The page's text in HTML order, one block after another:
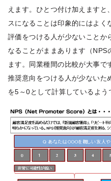
えます。ひとつ付け加えますと
スになることは印象的にはよ
評価をつける人が少ないことか
なることがままあります（
ます。同業種間の比較が大事
推奨意向をつける人が少ない
を5～0として計算しているよう